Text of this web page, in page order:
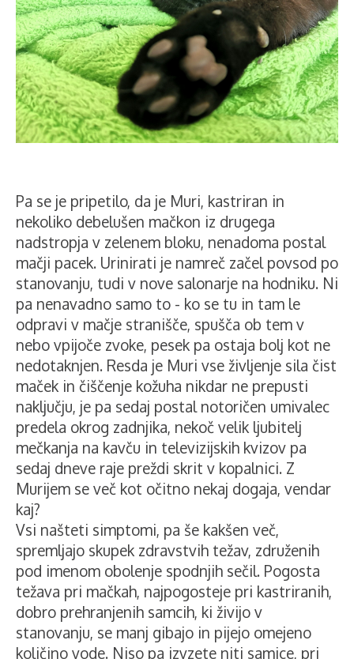
Pa se je pripetilo, da je Muri, kastriran in
nekoliko debelušen mačkon iz drugega
nadstropja v zelenem bloku, nenadoma postal
mačji pacek. Urinirati je namreč začel povsod po
stanovanju, tudi v nove salonarje na hodniku. Ni
pa nenavadno samo to - ko se tu in tam le
odpravi v mačje stranišče, spušča ob tem v
nebo vpijoče zvoke, pesek pa ostaja bolj kot ne
nedotaknjen. Resda je Muri vse življenje sila čist
maček in čiščenje kožuha nikdar ne prepusti
naključju, je pa sedaj postal notoričen umivalec
predela okrog zadnjika, nekoč velik ljubitelj
mečkanja na kavču in televizijskih kvizov pa
sedaj dneve raje preždi skrit v kopalnici. Z
Murijem se več kot očitno nekaj dogaja, vendar
kaj?
Vsi našteti simptomi, pa še kakšen več,
spremljajo skupek zdravstvih težav, združenih
pod imenom obolenje spodnjih sečil. Pogosta
težava pri mačkah, najpogosteje pri kastriranih,
dobro prehranjenih samcih, ki živijo v
stanovanju, se manj gibajo in pijejo omejeno
količino vode. Niso pa izvzete niti samice, pri